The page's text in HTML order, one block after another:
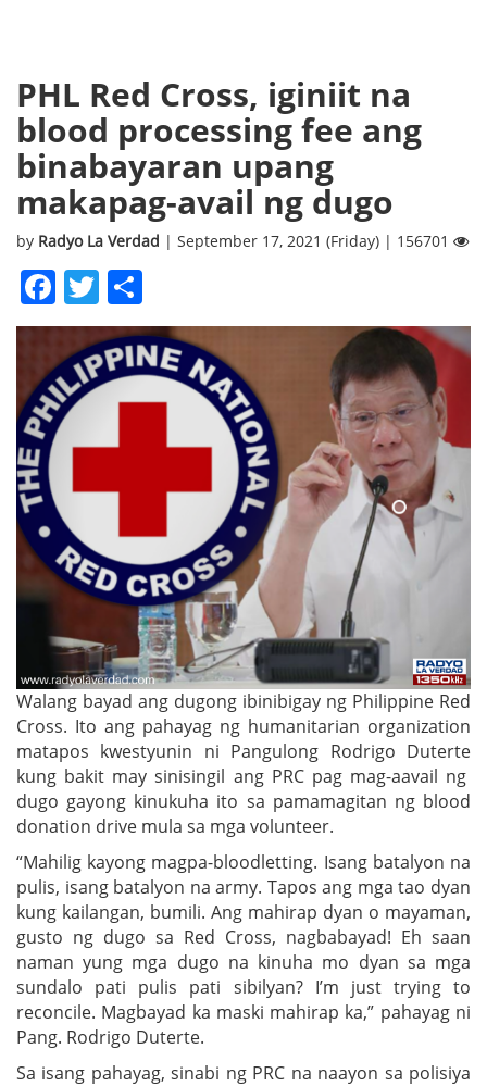
PHL Red Cross, iginiit na
blood processing fee ang
binabayaran upang
makapag-avail ng dugo
by Radyo La Verdad | September 17, 2021 (Friday) | 156701
Facebook
Twitter
Walang bayad ang dugong ibinibigay ng Philippine Red
Cross. Ito ang pahayag ng humanitarian organization
matapos kwestyunin ni Pangulong Rodrigo Duterte
kung bakit may sinisingil ang PRC pag mag-aavail ng
dugo gayong kinukuha ito sa pamamagitan ng blood
donation drive mula sa mga volunteer.
“Mahilig kayong magpa-bloodletting. Isang batalyon na
pulis, isang batalyon na army. Tapos ang mga tao dyan
kung kailangan, bumili. Ang mahirap dyan o mayaman,
gusto ng dugo sa Red Cross, nagbabayad! Eh saan
naman yung mga dugo na kinuha mo dyan sa mga
sundalo pati pulis pati sibilyan? I’m just trying to
reconcile. Magbayad ka maski mahirap ka,” pahayag ni
Pang. Rodrigo Duterte.
Sa isang pahayag, sinabi ng PRC na naayon sa polisiya